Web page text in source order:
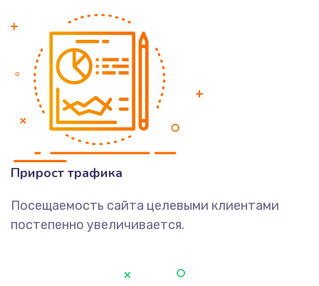
Прирост трафика
Посещаемость сайта целевыми клиентами
постепенно увеличивается.